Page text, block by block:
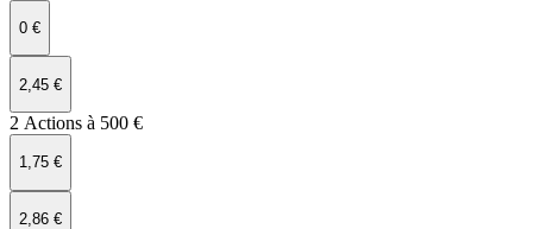
0 €
2,45 €
2 Actions à 500 €
1,75 €
2,86 €